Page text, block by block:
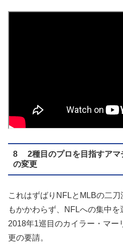
8 2種目のプロを目指すアマ
の変更
これはずばりNFLとMLBの二
もかかわらず、NFLへの集中
2018年1巡目のカイラー・マー
更の要請。